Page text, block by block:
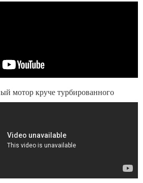
мотор круче турбированного